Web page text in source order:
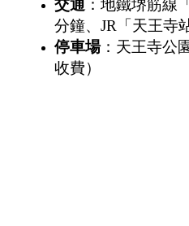
交通 ：地鐵堺筋線
分鐘、JR「天王寺
停車場：天王寺公
收費）